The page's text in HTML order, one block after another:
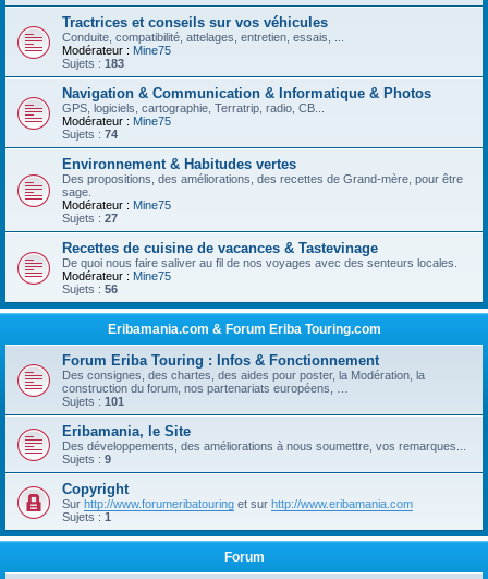
Tractrices et conseils sur vos véhicules
Conduite, compatibilité, attelages, entretien, essais, ...
Modérateur : Mine75
Sujets : 183
Navigation & Communication & Informatique & Photos
GPS, logiciels, cartographie, Terratrip, radio, CB...
Modérateur : Mine75
Sujets : 74
Environnement & Habitudes vertes
Des propositions, des améliorations, des recettes de Grand-mère, pour être
sage.
Modérateur : Mine75
Sujets : 27
Recettes de cuisine de vacances & Tastevinage
De quoi nous faire saliver au fil de nos voyages avec des senteurs locales.
Modérateur : Mine75
Sujets : 56
Eribamania.com & Forum Eriba Touring.com
Forum Eriba Touring : Infos & Fonctionnement
Des consignes, des chartes, des aides pour poster, la Modération, la
construction du forum, nos partenariats européens, …
Sujets : 101
Eribamania, le Site
Des développements, des améliorations à nous soumettre, vos remarques...
Sujets : 9
Copyright
Sur http://www.forumeribatouring et sur http://www.eribamania.com
Sujets : 1
Forum